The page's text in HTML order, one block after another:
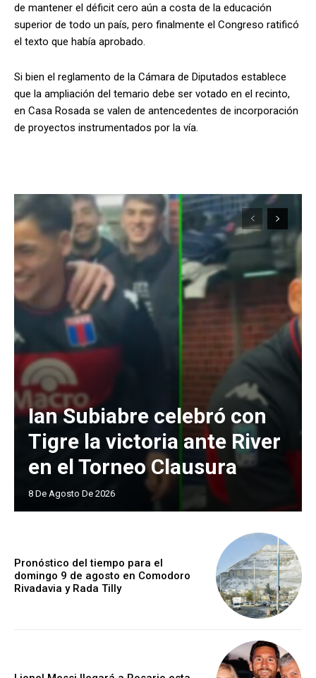
de mantener el déficit cero aún a costa de la educación
superior de todo un país, pero finalmente el Congreso ratificó
el texto que había aprobado.
Si bien el reglamento de la Cámara de Diputados establece
que la ampliación del temario debe ser votado en el recinto,
en Casa Rosada se valen de antencedentes de incorporación
de proyectos instrumentados por la vía.
Ian Subiabre celebró con
Tigre la victoria ante River
en el Torneo Clausura
8 De Agosto De 2026
Pronóstico del tiempo para el
domingo 9 de agosto en Comodoro
Rivadavia y Rada Tilly